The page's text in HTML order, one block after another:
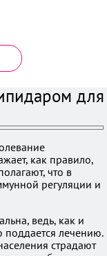
для
как правило,
что в
регуляции и
ведь, как и
поддается лечению.
страдают